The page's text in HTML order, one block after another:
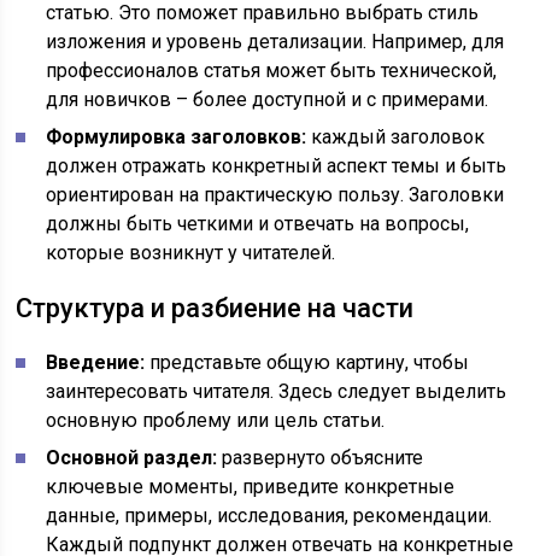
статью. Это поможет правильно выбрать стиль
изложения и уровень детализации. Например, для
профессионалов статья может быть технической,
для новичков – более доступной и с примерами.
Формулировка заголовков: каждый заголовок
должен отражать конкретный аспект темы и быть
ориентирован на практическую пользу. Заголовки
должны быть четкими и отвечать на вопросы,
которые возникнут у читателей.
Структура и разбиение на части
Введение: представьте общую картину, чтобы
заинтересовать читателя. Здесь следует выделить
основную проблему или цель статьи.
Основной раздел: развернуто объясните
ключевые моменты, приведите конкретные
данные, примеры, исследования, рекомендации.
Каждый подпункт должен отвечать на конкретные